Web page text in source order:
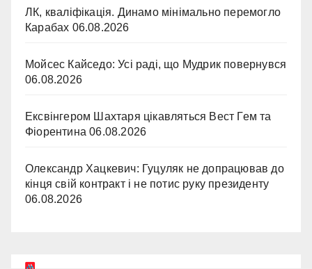
ЛК, кваліфікація. Динамо мінімально перемогло
Карабах 06.08.2026
Мойсес Кайседо: Усі раді, що Мудрик повернувся
06.08.2026
Ексвінгером Шахтаря цікавляться Вест Гем та
Фіорентина 06.08.2026
Олександр Хацкевич: Гуцуляк не допрацював до
кінця свій контракт і не потис руку президенту
06.08.2026